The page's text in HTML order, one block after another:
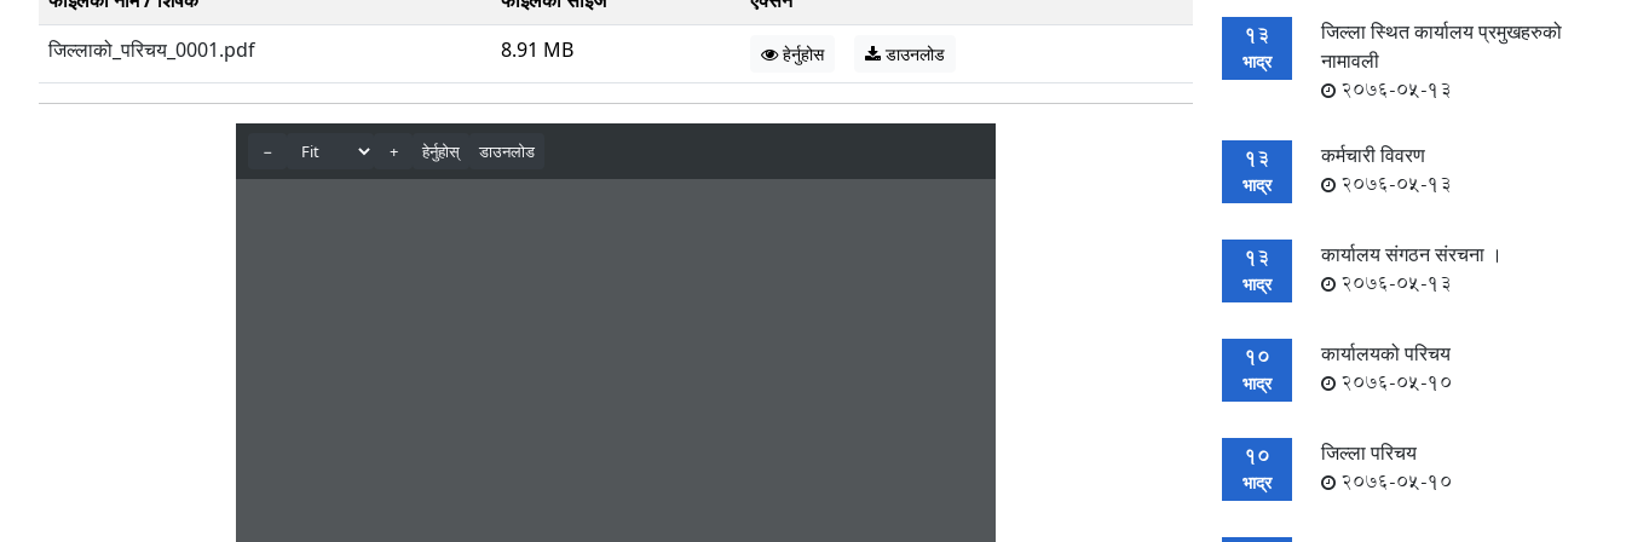
जिल्लाको_परिचय_0001.pdf
8.91 MB हेर्नुहोस डाउनलोड
13
भाद्र
जिल्ला स्थित कार्यालय प्रमुखहरुको
नामावली
2076-05-13
13
भाद्र
कर्मचारी विवरण
2076-05-13
13
भाद्र
कार्यालय संगठन संरचना ।
2076-05-13
10
भाद्र
कार्यालयको परिचय
2076-05-10
10
भाद्र
जिल्ला परिचय
2076-05-10